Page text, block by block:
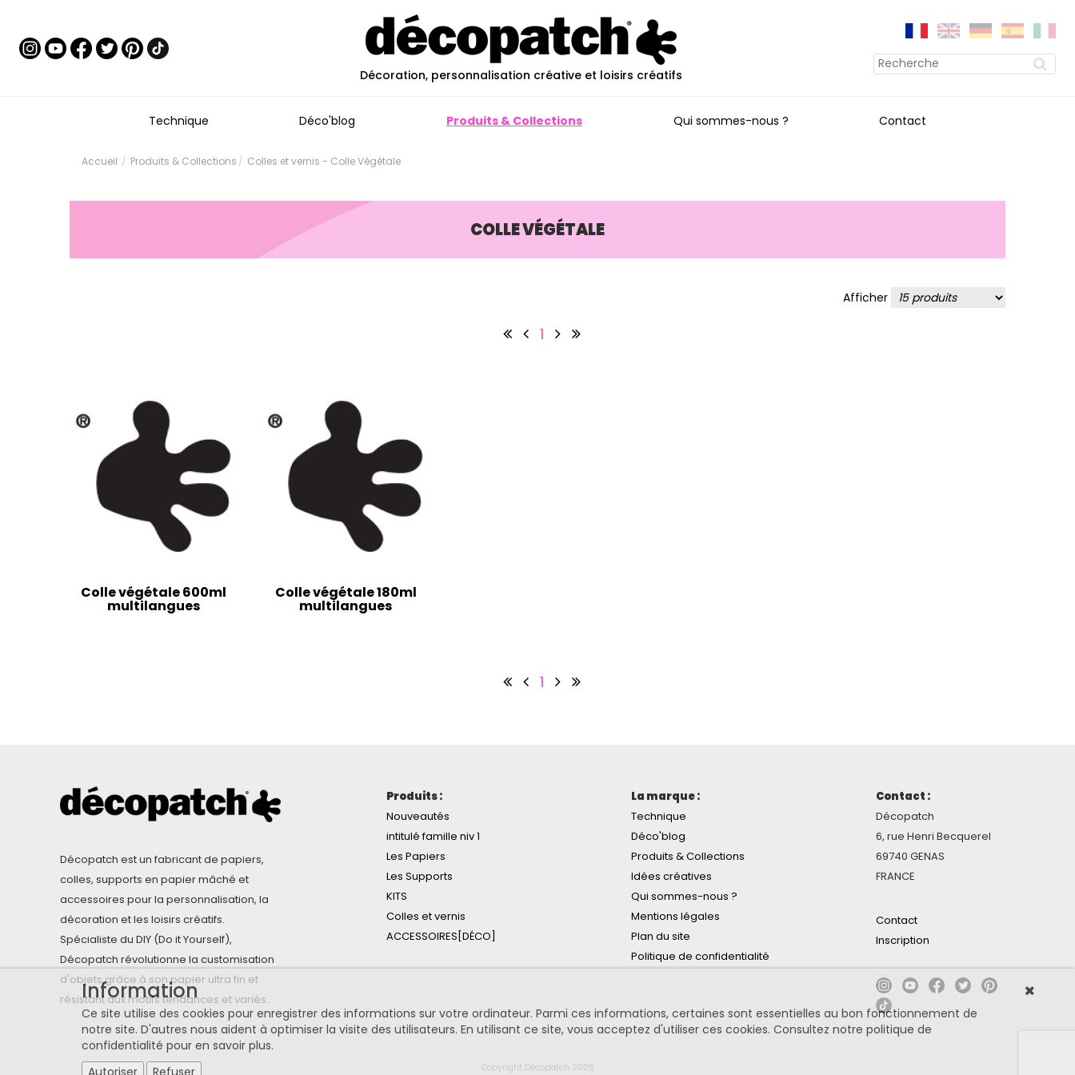
Décoration, personnalisation créative et loisirs créatifs
Technique Déco'blog Produits & Collections Qui sommes-nous ? Contact
Accueil Produits & Collections Colles et vernis - Colle Végétale
COLLE VÉGÉTALE
Afficher
1
Colle végétale 600ml
multilangues
Colle végétale 180ml
multilangues
1
Décopatch est un fabricant de papiers,
colles, supports en papier mâché et
accessoires pour la personnalisation, la
décoration et les loisirs créatifs.
Spécialiste du DIY (Do it Yourself),
Décopatch révolutionne la customisation
d'objets grâce à son papier ultra fin et
résistant aux motifs tendances et variés.
Produits :
Nouveautés
intitulé famille niv 1
Les Papiers
Les Supports
KITS
Colles et vernis
ACCESSOIRES[DÉCO]
La marque :
Technique
Déco'blog
Produits & Collections
Idées créatives
Qui sommes-nous ?
Mentions légales
Plan du site
Politique de confidentialité
Contact :
Décopatch
6, rue Henri Becquerel
69740 GENAS
FRANCE
Contact
Inscription
Copyright Décopatch 2026
Information
Ce site utilise des cookies pour enregistrer des informations sur votre ordinateur. Parmi ces informations, certaines sont essentielles au bon fonctionnement de
notre site. D'autres nous aident à optimiser la visite des utilisateurs. En utilisant ce site, vous acceptez d'utiliser ces cookies. Consultez notre politique de
confidentialité pour en savoir plus.
Autoriser
Refuser